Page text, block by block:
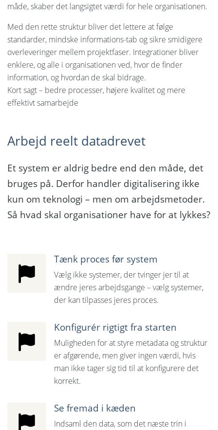
måde, skaber det langsigtet værdi for hele organisationen.
Med den rette struktur bliver det lettere at følge
standarder, mindske informations-tab og sikre smidigere
overleveringer mellem projektfaser. Integrationer bliver
enklere, og alle i organisationen ved, hvor de finder
information, og hvordan de skal bidrage.
Kort sagt – bedre processer, højere kvalitet og mere
effektivt samarbejde
Arbejd reelt datadrevet
Et system er aldrig bedre end den måde, det
bruges på. Derfor handler digitalisering ikke
kun om teknologi – men om arbejdsmetoder.
Så hvad skal organisationer have for at lykkes?
Tænk proces før system
Vælg ikke systemer, der tvinger jer til at
ændre jeres arbejdsgange – vælg systemer,
der kan tilpasses jeres proces.
Konfigurér rigtigt fra starten
Muligheden for at styre metadata og struktur
er afgørende, men giver ingen værdi, hvis
man ikke tager sig tid til at konfigurere det
korrekt.
Se fremad i kæden
Indsaml den data, som det næste trin i